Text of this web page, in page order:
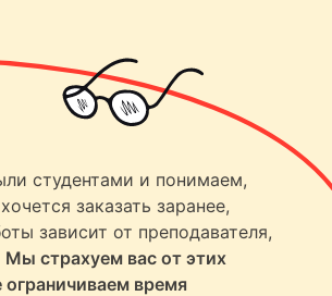
студентами и понимаем,
заказать заранее,
зависит от преподавателя,
Мы страхуем вас от этих
ограничиваем время